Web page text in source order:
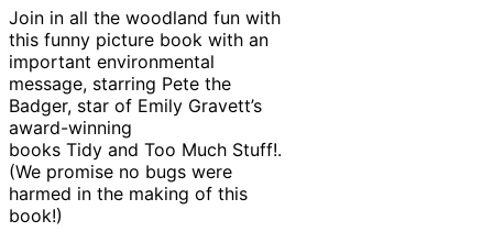
Join in all the woodland fun with
this funny picture book with an
important environmental
message, starring Pete the
Badger, star of Emily Gravett’s
award-winning
books Tidy and Too Much Stuff!.
(We promise no bugs were
harmed in the making of this
book!)